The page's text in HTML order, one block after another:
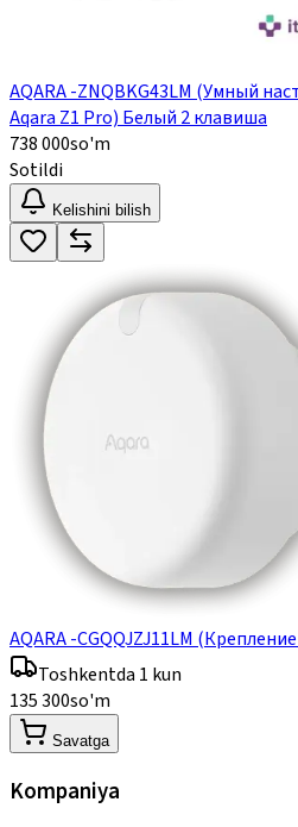
AQARA -ZNQBKG43LM (Умный
Aqara Z1 Pro) Белый 2 клавиша
738 000so'm
Sotildi
Kelishini bilish
AQARA -CGQQJZJ11LM
Toshkentda 1 kun
135 300so'm
Savatga
Kompaniya